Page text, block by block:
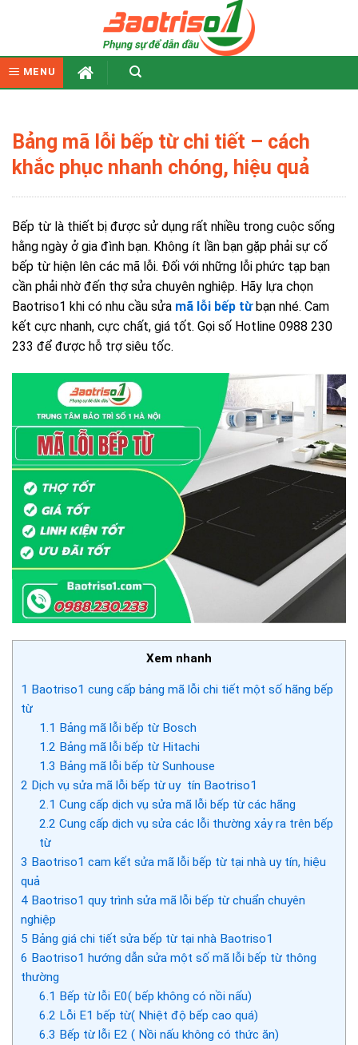
MENU
Bảng mã lỗi bếp từ chi tiết – cách
khắc phục nhanh chóng, hiệu quả
Bếp từ là thiết bị được sử dụng rất nhiều trong cuộc sống
hằng ngày ở gia đình bạn. Không ít lần bạn gặp phải sự cố
bếp từ hiện lên các mã lỗi. Đối với những lỗi phức tạp bạn
cần phải nhờ đến thợ sửa chuyên nghiệp. Hãy lựa chọn
Baotriso1 khi có nhu cầu sửa mã lỗi bếp từbạn nhé. Cam
kết cực nhanh, cực chất, giá tốt. Gọi số Hotline 0988 230
233 để được hỗ trợ siêu tốc.
Xem nhanh
1 Baotriso1 cung cấp bảng mã lỗi chi tiết một số hãng bếp
từ
1.1 Bảng mã lỗi bếp từ Bosch
1.2 Bảng mã lỗi bếp từ Hitachi
1.3 Bảng mã lỗi bếp từ Sunhouse
2 Dịch vụ sửa mã lỗi bếp từ uy tín Baotriso1
2.1 Cung cấp dịch vụ sửa mã lỗi bếp từ các hãng
2.2 Cung cấp dịch vụ sửa các lỗi thường xảy ra trên bếp
từ
3 Baotriso1 cam kết sửa mã lỗi bếp từ tại nhà uy tín, hiệu
quả
4 Baotriso1 quy trình sửa mã lỗi bếp từ chuẩn chuyên
nghiệp
5 Bảng giá chi tiết sửa bếp từ tại nhà Baotriso1
6 Baotriso1 hướng dẫn sửa một số mã lỗi bếp từ thông
thường
6.1 Bếp từ lỗi E0( bếp không có nồi nấu)
6.2 Lỗi E1 bếp từ( Nhiệt độ bếp cao quá)
6.3 Bếp từ lỗi E2 ( Nồi nấu không có thức ăn)